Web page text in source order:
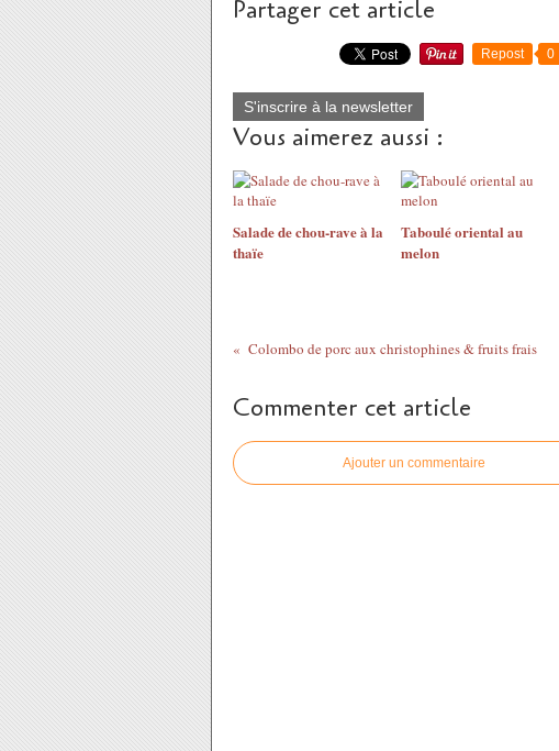
Partager cet article
Repost 0
S'inscrire à la newsletter
Vous aimerez aussi :
Salade de chou-rave à la
thaïe
Taboulé oriental au
melon
Colombo de porc aux christophines & fruits frais
Commenter cet article
Ajouter un commentaire